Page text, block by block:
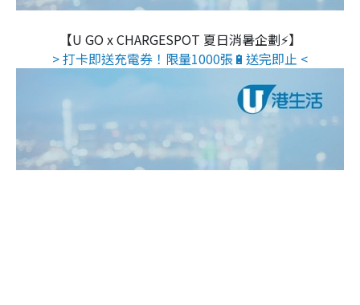
【U GO x CHARGESPOT 夏日消暑企劃⚡】
> 打卡即送充電券！限量1000張🔋送完即止 <